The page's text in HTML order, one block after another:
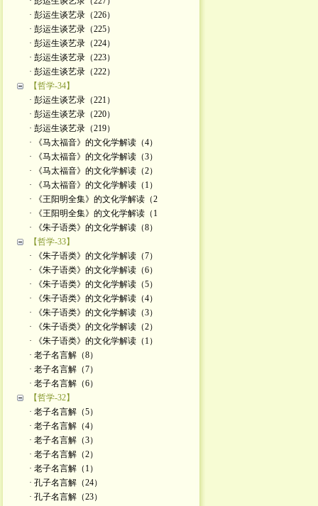
· 彭运生谈艺录（226）
· 彭运生谈艺录（225）
· 彭运生谈艺录（224）
· 彭运生谈艺录（223）
· 彭运生谈艺录（222）
【哲学-34】
· 彭运生谈艺录（221）
· 彭运生谈艺录（220）
· 彭运生谈艺录（219）
· 《马太福音》的文化学解读（4）
· 《马太福音》的文化学解读（3）
· 《马太福音》的文化学解读（2）
· 《马太福音》的文化学解读（1）
· 《王阳明全集》的文化学解读（2
· 《王阳明全集》的文化学解读（1
· 《朱子语类》的文化学解读（8）
【哲学-33】
· 《朱子语类》的文化学解读（7）
· 《朱子语类》的文化学解读（6）
· 《朱子语类》的文化学解读（5）
· 《朱子语类》的文化学解读（4）
· 《朱子语类》的文化学解读（3）
· 《朱子语类》的文化学解读（2）
· 《朱子语类》的文化学解读（1）
· 老子名言解（8）
· 老子名言解（7）
· 老子名言解（6）
【哲学-32】
· 老子名言解（5）
· 老子名言解（4）
· 老子名言解（3）
· 老子名言解（2）
· 老子名言解（1）
· 孔子名言解（24）
· 孔子名言解（23）